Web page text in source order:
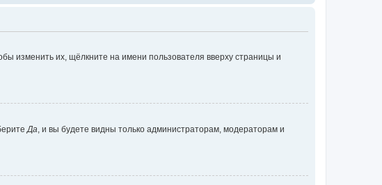
изменить их, щёлкните на имени пользователя вверху страницы и
Да , и вы будете видны только администраторам, модераторам и